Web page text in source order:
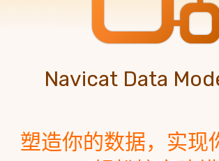
Navicat Data
塑造你的数据，实现